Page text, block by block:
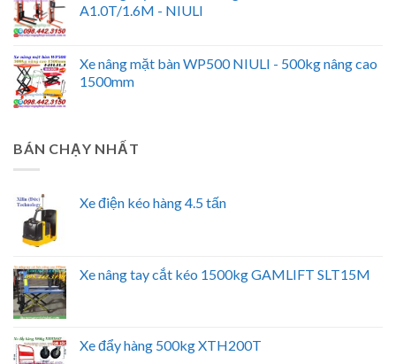
A1.0T/1.6M - NIULI
Xe nâng mặt bàn WP500 NIULI - 500kg nâng cao
1500mm
BÁN CHẠY NHẤT
Xe điện kéo hàng 4.5 tấn
Xe nâng tay cắt kéo 1500kg GAMLIFT SLT15M
Xe đẩy hàng 500kg XTH200T